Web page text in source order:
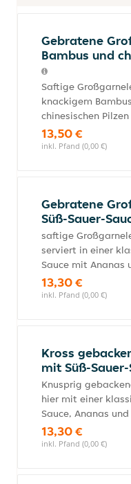
Gebratene
Bambus und
Saftige
knackigem
chinesischen
13,50 €
inkl. Pfand (0,00 €)
Gebratene
Süß-Sauer-
saftige
serviert in einer
Sauce mit Ananas
13,30 €
inkl. Pfand (0,00 €)
Kross
mit Süß-Sauer-
Knusprig
hier mit einer
Sauce, Ananas
13,30 €
inkl. Pfand (0,00 €)